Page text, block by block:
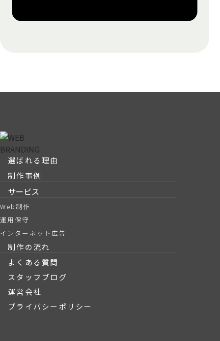
選ばれる理由
制作事例
サービス
Web制作
運用保守
インターネット広告
制作の流れ
よくある質問
スタッフブログ
運営会社
プライバシーポリシー